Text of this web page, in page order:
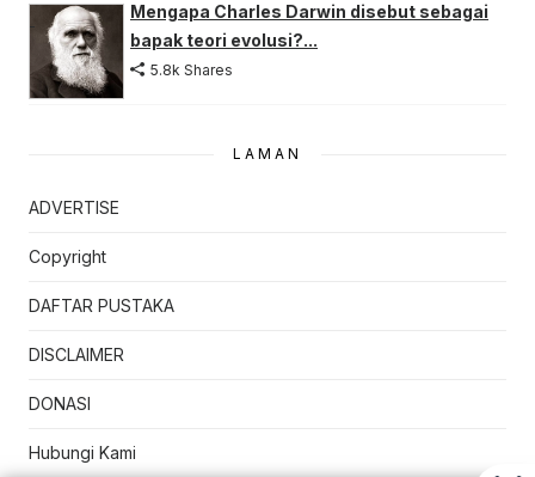
Mengapa Charles Darwin disebut sebagai
bapak teori evolusi?...
5.8k Shares
LAMAN
ADVERTISE
Copyright
DAFTAR PUSTAKA
DISCLAIMER
DONASI
Hubungi Kami